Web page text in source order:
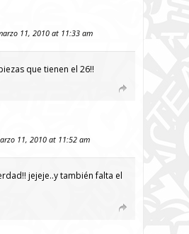
11, 2010 at 11:33 am
que tienen el 26!!
11, 2010 at 11:52 am
jejeje..y también falta el